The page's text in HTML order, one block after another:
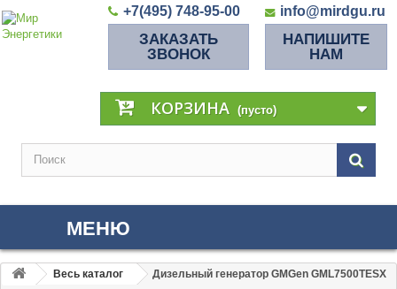
+7(495) 748-95-00 info@mirdgu.ru
ЗАКАЗАТЬ
ЗВОНОК
НАПИШИТЕ
НАМ
КОРЗИНА (пусто)
МЕНЮ
Весь каталог
Дизельный генератор GMGen GML7500TESX